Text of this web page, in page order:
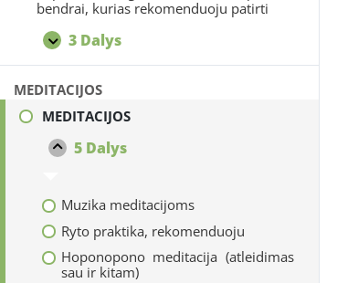
bendrai, kurias rekomenduoju patirti
IŠSKLEISTI
Stiprios
energetinės-
dvasinės
praktikos
bendrai,
kurias
rekomenduoju
3 Dalys
MEDITACIJOS
MEDITACIJOS
SUSKLEISTI
MEDITACIJOS
5 Dalys
Muzika meditacijoms
Ryto praktika, rekomenduoju
Hoponopono meditacija (atleidimas
sau ir kitam)